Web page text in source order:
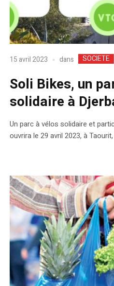
15 avril 2023 dans SOCIETE
Soli Bikes, un
solidaire à
Un parc à vélos solidaire et
ouvrira le 29 avril 2023, à